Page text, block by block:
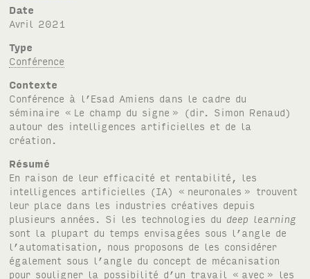
Date
avril 2021
Type
Conférence
Contexte
Conférence à l’Esad Amiens dans le cadre du
séminaire « Le champ du signe » (dir. Simon Renaud)
autour des intelligences artificielles et de la
création.
Résumé
En raison de leur efficacité et rentabilité, les
intelligences artificielles (IA) « neuronales » trouvent
leur place dans les industries créatives depuis
plusieurs années. Si les technologies du deep learning
sont la plupart du temps envisagées sous l’angle de
l’automatisation, nous proposons de les considérer
également sous l’angle du concept de mécanisation
pour souligner la possibilité d’un travail « avec » les